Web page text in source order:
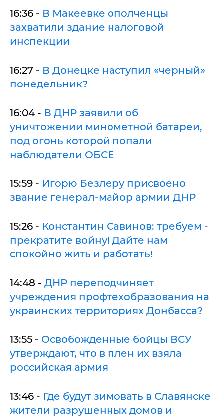
16:36 - В Макеевке ополченцы
захватили здание налоговой
инспекции
16:27 - В Донецке наступил «черный»
понедельник?
16:04 - В ДНР заявили об
уничтожении минометной батареи,
под огонь которой попали
наблюдатели ОБСЕ
15:59 - Игорю Безлеру присвоено
звание генерал-майор армии ДНР
15:26 - Константин Савинов: требуем -
прекратите войну! Дайте нам
спокойно жить и работать!
14:48 - ДНР переподчиняет
учреждения профтехобразования на
украинских территориях Донбасса?
13:55 - Освобожденные бойцы ВСУ
утверждают, что в плен их взяла
российская армия
13:46 - Где будут зимовать в Славянске
жители разрушенных домов и